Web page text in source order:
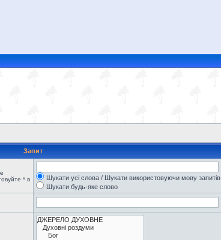
Запит
* в
Шукати усі слова / Шукати використовуючи мову запитів
Шукати будь-яке слово